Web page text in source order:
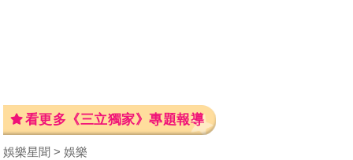
看更多《三立獨家》專題報導
娛樂星聞 娛樂